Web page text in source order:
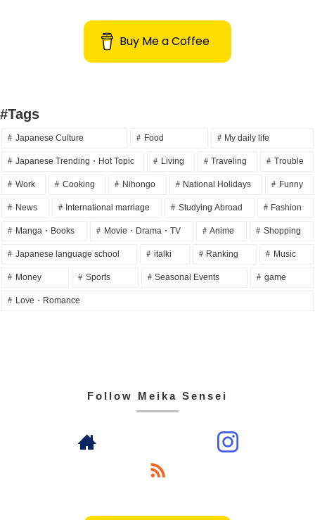
Buy Me a Coffee
#Tags
Japanese Culture Food My daily life
Japanese Trending・Hot Topic Living Traveling Trouble
Work Cooking Nihongo National Holidays Funny
News International marriage Studying Abroad Fashion
Manga・Books Movie・Drama・TV Anime Shopping
Japanese language school italki Ranking Music
Money Sports Seasonal Events game
Love・Romance
Follow Meika Sensei